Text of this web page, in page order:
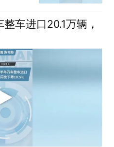
车进口20.1万辆，